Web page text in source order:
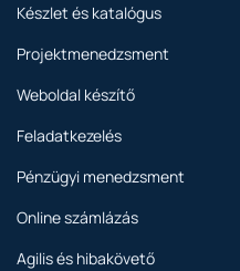
Készlet és katalógus
Projektmenedzsment
Weboldal készítő
Feladatkezelés
Pénzügyi menedzsment
Online számlázás
Agilis és hibakövető